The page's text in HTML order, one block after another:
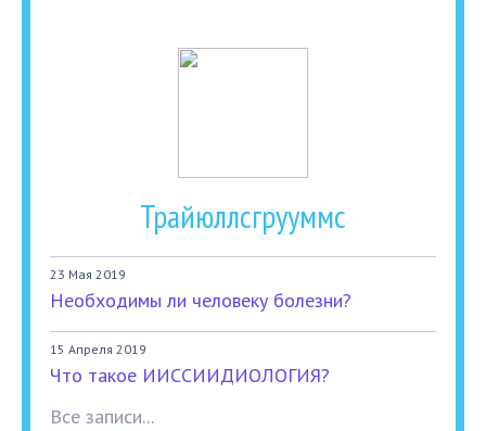
Трайюллсгрууммс
23 Мая 2019
Необходимы ли человеку болезни?
15 Апреля 2019
Что такое ИИССИИДИОЛОГИЯ?
Все записи...